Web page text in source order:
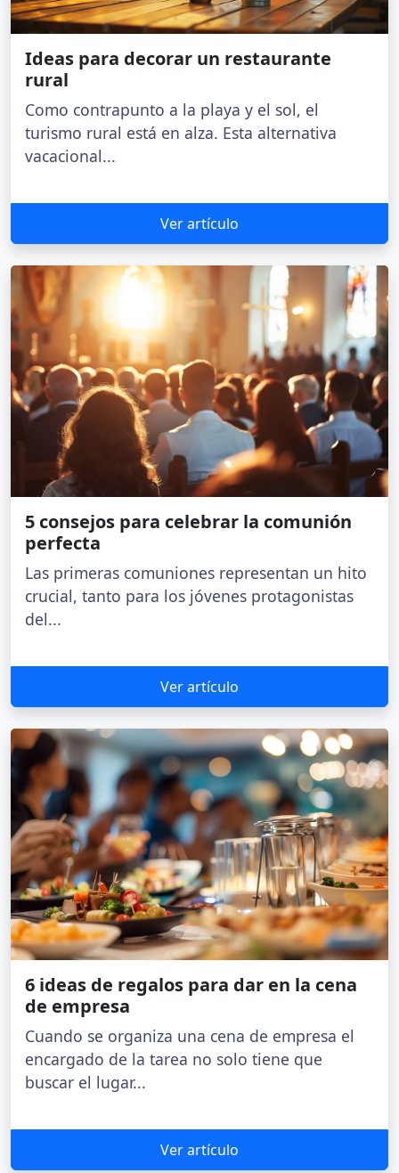
Ideas para decorar un restaurante
rural
Como contrapunto a la playa y el sol, el
turismo rural está en alza. Esta alternativa
vacacional...
Ver artículo
5 consejos para celebrar la comunión
perfecta
Las primeras comuniones representan un hito
crucial, tanto para los jóvenes protagonistas
del...
Ver artículo
6 ideas de regalos para dar en la cena
de empresa
Cuando se organiza una cena de empresa el
encargado de la tarea no solo tiene que
buscar el lugar...
Ver artículo